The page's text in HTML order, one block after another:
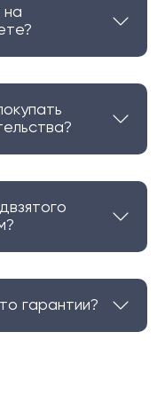
и пляжам,
идеальное
на
гарантии?